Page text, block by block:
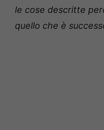
le cose descritte
quello che è